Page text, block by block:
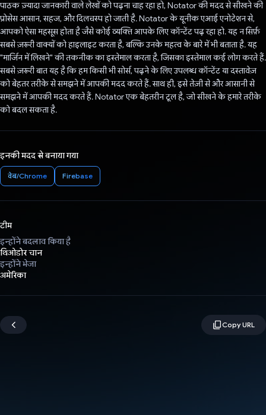
पाठक ज़्यादा जानकारी वाले लेखों को पढ़ना चाह रहा हो, Notator की मदद से सीखने की
प्रोसेस आसान, सहज, और दिलचस्प हो जाती है. Notator के यूनीक एआई एनोटेशन से,
आपको ऐसा महसूस होता है जैसे कोई व्यक्ति आपके लिए कॉन्टेंट पढ़ रहा हो. यह न सिर्फ़
सबसे ज़रूरी वाक्यों को हाइलाइट करता है, बल्कि उनके महत्व के बारे में भी बताता है. यह
"मार्जिन में लिखने" की तकनीक का इस्तेमाल करता है, जिसका इस्तेमाल कई लोग करते हैं.
सबसे ज़रूरी बात यह है कि हम किसी भी सोर्स, पढ़ने के लिए उपलब्ध कॉन्टेंट या दस्तावेज़
को बेहतर तरीके से समझने में आपकी मदद करते हैं. साथ ही, इसे तेज़ी से और आसानी से
समझने में आपकी मदद करते हैं. Notator एक बेहतरीन टूल है, जो सीखने के हमारे तरीके
को बदल सकता है.
इनकी मदद से बनाया गया
वेब/Chrome Firebase
टीम
इन्होंने बदलाव किया है
थिओडोर चान
इन्होंने भेजा
अमेरिका